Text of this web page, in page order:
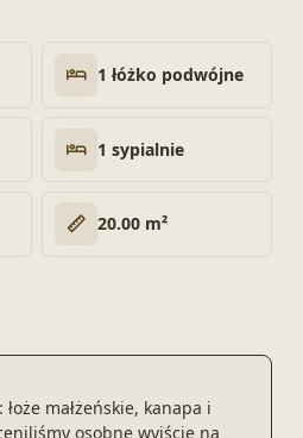
1 łóżko podwójne
1 sypialnie
20.00 m²
małżeńskie, kanapa i
osobne wyjście na